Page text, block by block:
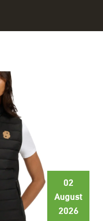
02
August
2026